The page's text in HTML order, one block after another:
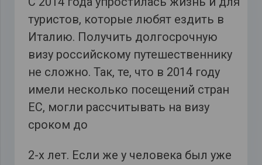
туристов, которые любят ездить в
Италию. Получить долгосрочную
визу российскому путешественнику
не сложно. Так, те, что в 2014 году
имели несколько посещений стран
ЕС, могли рассчитывать на визу
сроком до
2-х лет. Если же у человека был уже